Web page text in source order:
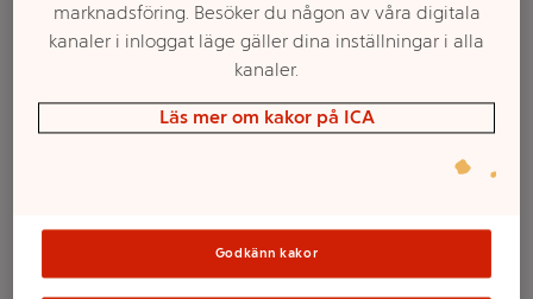
Pepparkakor
Knäckkulor 120g
Pepparkakskulor 120g
Göteborgs
marknadsföring. Besöker du någon av våra digitala
kanaler i inloggat läge gäller dina inställningar i alla
kanaler.
Läs mer om kakor på ICA
Godkänn kakor